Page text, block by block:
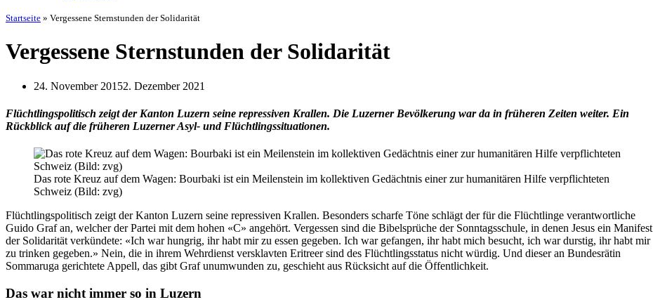
Startseite » Vergessene Sternstunden der Solidarität
Vergessene Sternstunden der Solidarität
24. November 20152. Dezember 2021
Flüchtlingspolitisch zeigt der Kanton Luzern seine repressiven Krallen. Die Luzerner Bevölkerung war da in früheren Zeiten weiter. Ein
Rückblick auf die früheren Luzerner Asyl- und Flüchtlingssituationen.
Das rote Kreuz auf dem Wagen: Bourbaki ist ein Meilenstein im kollektiven Gedächtnis einer zur humanitären Hilfe verpflichteten
Schweiz (Bild: zvg)
Flüchtlingspolitisch zeigt der Kanton Luzern seine repressiven Krallen. Besonders scharfe Töne schlägt der für die Flüchtlinge verantwortliche
Guido Graf an, welcher der Partei mit dem hohen «C» angehört. Vergessen sind die Bibelsprüche der Sonntagsschule, in denen Jesus ein Manifest
der Solidarität verkündete: «Ich war hungrig, ihr habt mir zu essen gegeben. Ich war gefangen, ihr habt mich besucht, ich war durstig, ihr habt mir
zu trinken gegeben.» Nein, die in ihrem Wehrdienst versklavten Eritreer sind des Flüchtlingsstatus nicht würdig. Und dieser an Bundesrätin
Sommaruga gerichtete Appell, das gibt Graf unumwunden zu, geschieht aus Rücksicht auf die Öffentlichkeit.
Das war nicht immer so in Luzern